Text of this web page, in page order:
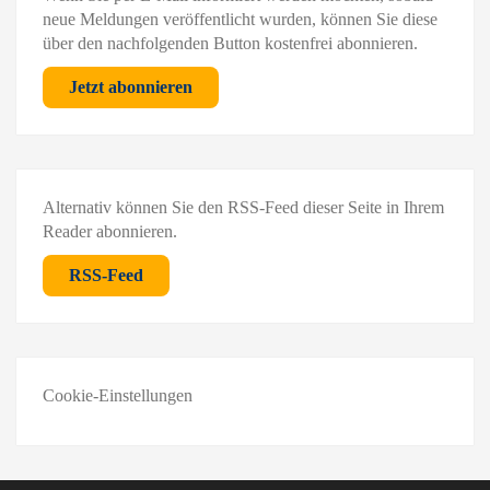
neue Meldungen veröffentlicht wurden, können Sie diese
über den nachfolgenden Button kostenfrei abonnieren.
Jetzt abonnieren
Alternativ können Sie den RSS-Feed dieser Seite in Ihrem
Reader abonnieren.
RSS-Feed
Cookie-Einstellungen